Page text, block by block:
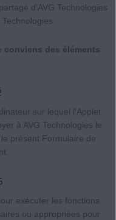
d'AVG Technologies
conviens des éléments
sur lequel l'Applet
à AVG Technologies le
présent Formulaire de
exécuter les fonctions
ou appropriées pour